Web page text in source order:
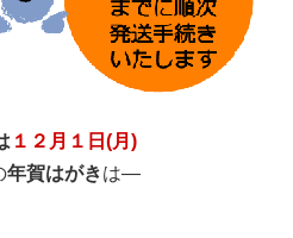
１２月１日(月)
年賀はがきは―